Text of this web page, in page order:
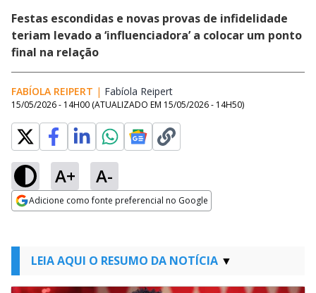
Festas escondidas e novas provas de infidelidade
teriam levado a ‘influenciadora’ a colocar um ponto
final na relação
FABÍOLA REIPERT | Fabíola Reipert
15/05/2026 - 14H00 (ATUALIZADO EM 15/05/2026 - 14H50)
A+ A-
Adicione como fonte preferencial no Google
LEIA AQUI O RESUMO DA NOTÍCIA